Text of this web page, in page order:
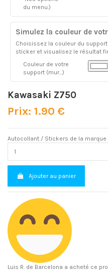
du menu.)
Simulez la couleur de
Choisissez la couleur du
sticker et visualisez le résultat
Couleur de votre
support (mur...)
Kawasaki Z750
Prix: 1.90 €
Autocollant / Stickers de la marque
Ajouter au panier
Luis R. de Barcelona a acheté ce